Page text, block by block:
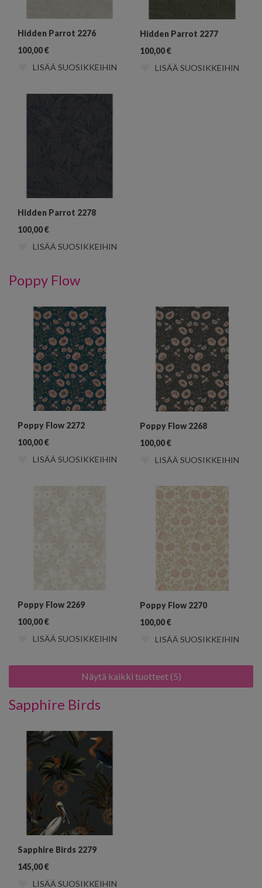
Hidden Parrot 2276
100,00€
LISÄÄ SUOSIKKEIHIN
Hidden Parrot 2277
100,00€
LISÄÄ SUOSIKKEIHIN
Hidden Parrot 2278
100,00€
LISÄÄ SUOSIKKEIHIN
Poppy Flow
Poppy Flow 2272
100,00€
LISÄÄ SUOSIKKEIHIN
Poppy Flow 2268
100,00€
LISÄÄ SUOSIKKEIHIN
Poppy Flow 2269
100,00€
LISÄÄ SUOSIKKEIHIN
Poppy Flow 2270
100,00€
LISÄÄ SUOSIKKEIHIN
Näytä kaikki tuotteet (5)
Sapphire Birds
Sapphire Birds 2279
145,00€
LISÄÄ SUOSIKKEIHIN